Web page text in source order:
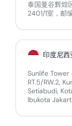
泰国曼谷辉煌
2401/1室，邮
印度尼西
Sunlife Tower
RT.5/RW.2,
Setiabudi,
Ibukota